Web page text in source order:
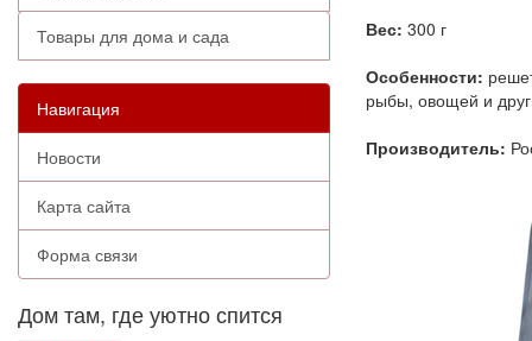
Товары для дома и сада
Навигация
Новости
Карта сайта
Форма связи
Дом там, где уютно спится
Вес: 300 г
Особенности:
рыбы, овощей и
Производитель: